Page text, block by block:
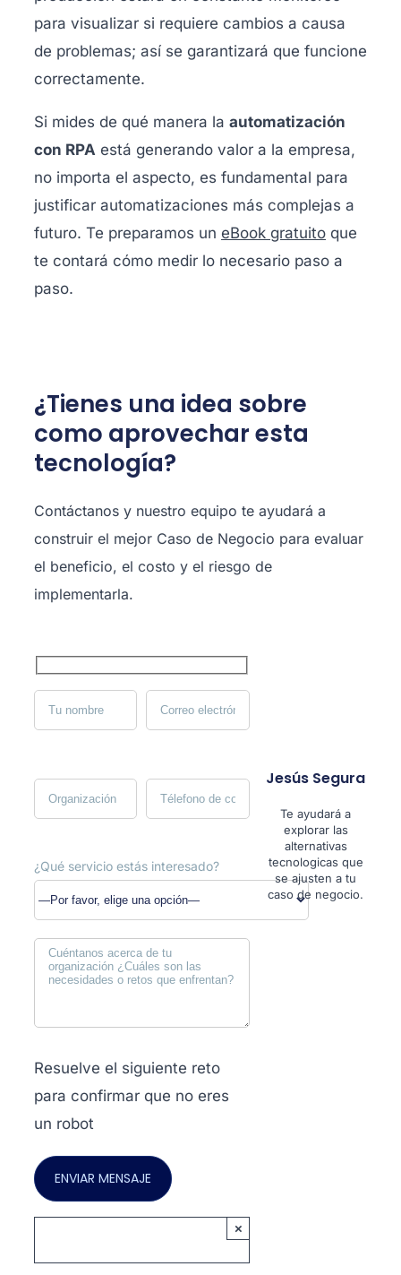
para visualizar si requiere cambios a causa
de problemas; así se garantizará que funcione
correctamente.
Si mides de qué manera la automatización
con RPA está generando valor a la empresa,
no importa el aspecto, es fundamental para
justificar automatizaciones más complejas a
futuro. Te preparamos un eBook gratuito que
te contará cómo medir lo necesario paso a
paso.
¿Tienes una idea sobre
como aprovechar esta
tecnología?
Contáctanos y nuestro equipo te ayudará a
construir el mejor Caso de Negocio para evaluar
el beneficio, el costo y el riesgo de
implementarla.
¿Qué servicio estás interesado?
Resuelve el siguiente reto
para confirmar que no eres
un robot
×
Jesús Segura
Te ayudará a
explorar las
alternativas
tecnologicas que
se ajusten a tu
caso de negocio.